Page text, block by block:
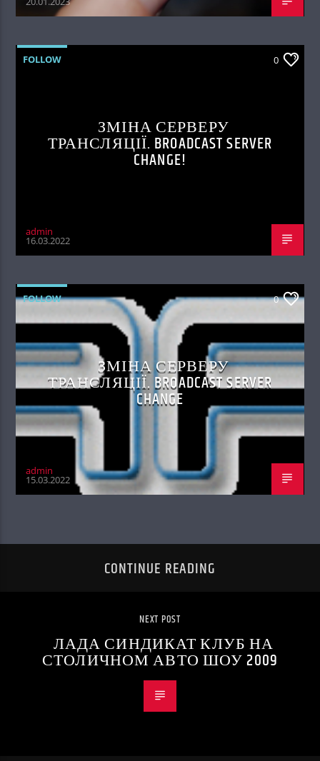
FOLLOW 0
ЗМІНА СЕРВЕРУ
ТРАНСЛЯЦІЇ. BROADCAST SERVER
CHANGE!
admin
16.03.2022
FOLLOW 0
ЗМІНА СЕРВЕРУ
ТРАНСЛЯЦІЇ. BROADCAST SERVER
CHANGE
admin
15.03.2022
CONTINUE READING
NEXT POST
ЛАДА СИНДИКАТ КЛУБ НА
СТОЛИЧНОМ АВТО ШОУ 2009